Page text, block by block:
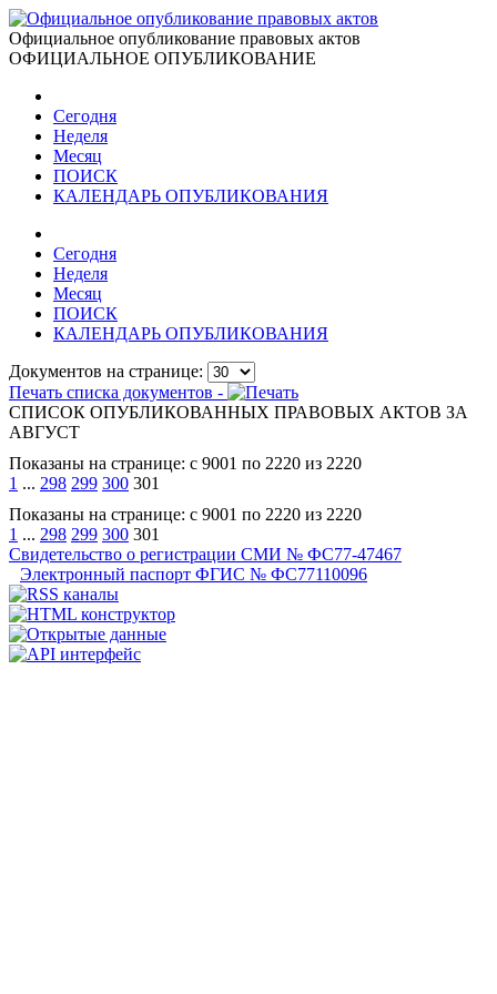
Официальное опубликование правовых актов
ОФИЦИАЛЬНОЕ ОПУБЛИКОВАНИЕ
Сегодня
Неделя
Месяц
ПОИСК
КАЛЕНДАРЬ ОПУБЛИКОВАНИЯ
Сегодня
Неделя
Месяц
ПОИСК
КАЛЕНДАРЬ ОПУБЛИКОВАНИЯ
Документов на странице:
Печать списка документов -
СПИСОК ОПУБЛИКОВАННЫХ ПРАВОВЫХ АКТОВ ЗА
АВГУСТ
Показаны на странице: с 9001 по 2220 из 2220
1 ... 298 299 300 301
Показаны на странице: с 9001 по 2220 из 2220
1 ... 298 299 300 301
Свидетельство о регистрации СМИ № ФС77-47467
Электронный паспорт ФГИС № ФС77110096